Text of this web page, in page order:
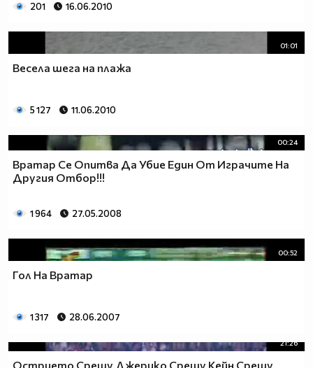
201 16.06.2010
01:01
Весела шега на плажа
5 127 11.06.2010
00:24
Вратар Се Опитва Да Убие Един От Играчите На
Другия Отбор!!!
1 964 27.05.2008
00:52
Гол На Вратар
1 317 28.06.2007
21:26
Острието Срещу Джерико Срещу Кейн Срещу